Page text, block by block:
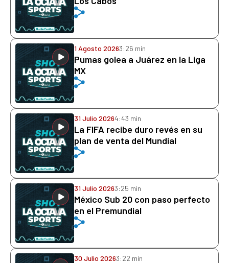
1 Agosto 20263:26 min
Pumas golea a Juárez en la Liga
MX
31 Julio 20264:43 min
La FIFA recibe duro revés en su
plan de venta del Mundial
31 Julio 20263:25 min
México Sub 20 con paso perfecto
en el Premundial
30 Julio 20263:22 min